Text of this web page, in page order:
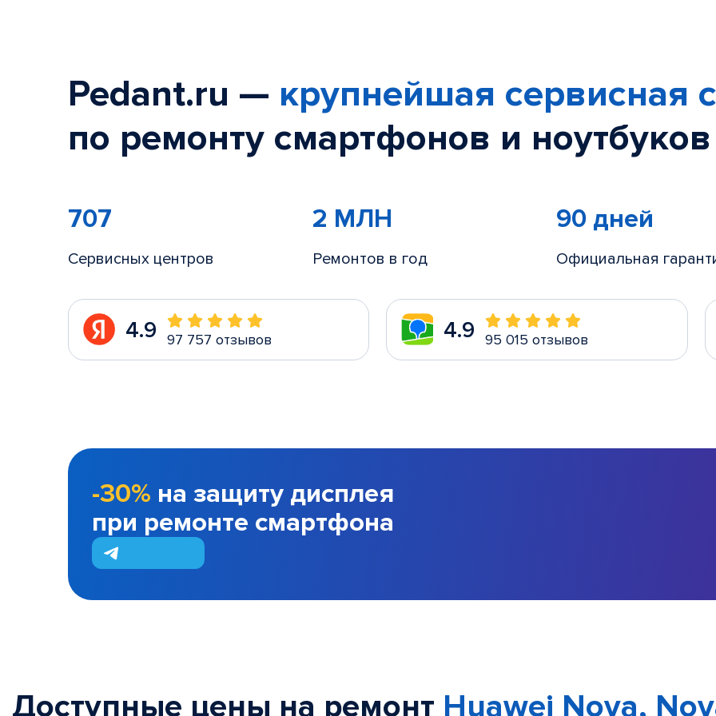
Pedant.ru — крупнейшая сервисная
по ремонту смартфонов и
707
Сервисных центров
2 МЛН
Ремонтов в год
90 дней
Официальная
4.9 97 757 отзывов 4.9 95 015 отзывов
-30% на защиту дисплея
при ремонте смартфона
Доступные цены на ремонт Huawei Nova,